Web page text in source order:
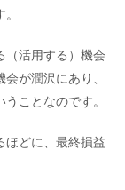
（活用する）機会
が潤沢にあり、
ことなのです。
ほどに、最終損益